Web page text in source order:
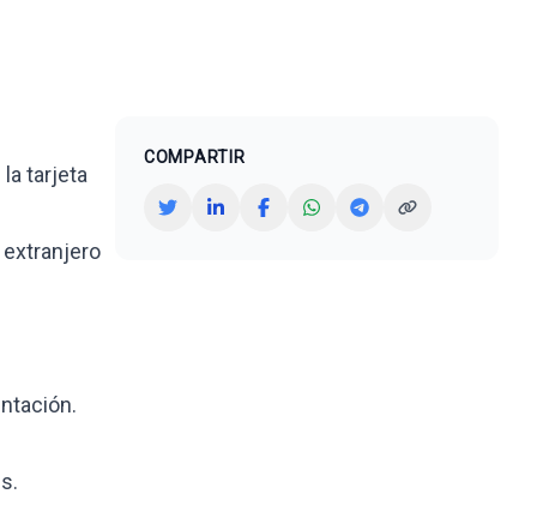
tarjeta
extranjero
COMPARTIR